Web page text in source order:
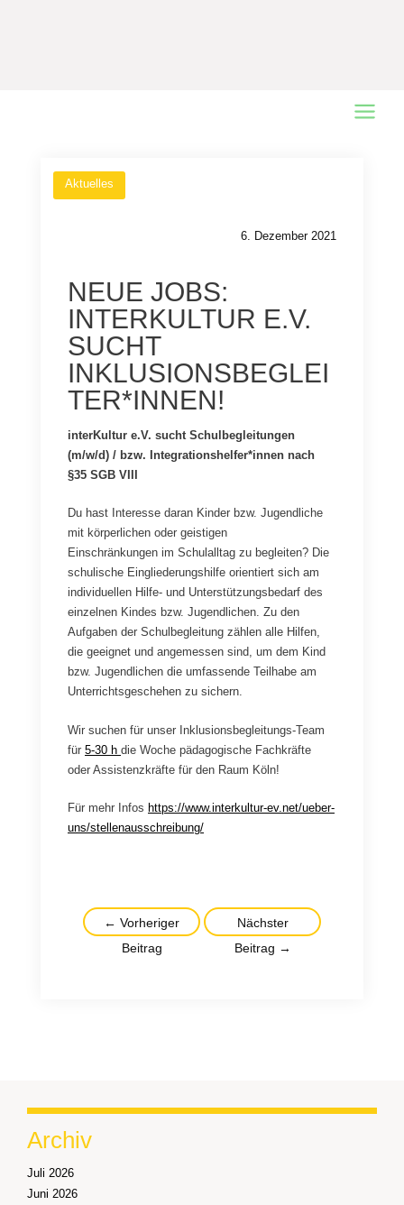
Main
Aktuelles
6. Dezember 2021
NEUE JOBS:
INTERKULTUR E.V.
SUCHT
INKLUSIONSBEGLEI
TER*INNEN!
interKultur e.V. sucht Schulbegleitungen
(m/w/d) / bzw. Integrationshelfer*innen nach
§35 SGB VIII
Du hast Interesse daran Kinder bzw. Jugendliche
mit körperlichen oder geistigen
Einschränkungen im Schulalltag zu begleiten? Die
schulische Eingliederungshilfe orientiert sich am
individuellen Hilfe- und Unterstützungsbedarf des
einzelnen Kindes bzw. Jugendlichen. Zu den
Aufgaben der Schulbegleitung zählen alle Hilfen,
die geeignet und angemessen sind, um dem Kind
bzw. Jugendlichen die umfassende Teilhabe am
Unterrichtsgeschehen zu sichern.
Wir suchen für unser Inklusionsbegleitungs-Team
für 5-30 h die Woche pädagogische Fachkräfte
oder Assistenzkräfte für den Raum Köln!
Für mehr Infos https://www.interkultur-ev.net/ueber-
uns/stellenausschreibung/
Beitragsnavigation
← Vorheriger
Beitrag
Nächster
Beitrag →
Archiv
Juli 2026
Juni 2026